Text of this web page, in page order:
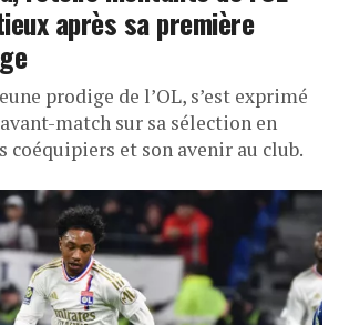
après sa première
prodige de l’OL, s’est exprimé
match sur sa sélection en
coéquipiers et son avenir au club.